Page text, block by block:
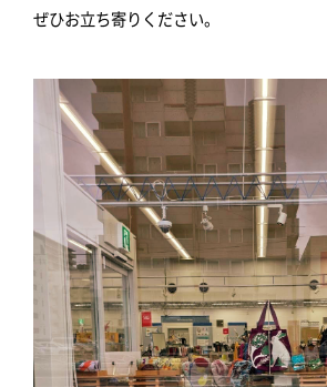
ぜひお立ち寄りください。